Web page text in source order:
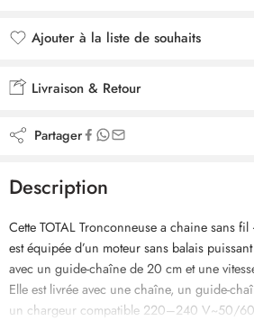
Ajouter à la liste de souhaits
Livraison & Retour
Partager
Description
Cette TOTAL Tronconneuse a chaine sans
est équipée d’un moteur sans balais
avec un guide-chaîne de 20 cm et une
Elle est livrée avec une chaîne, un guide-
un chargeur compatible 220–240 V~50/